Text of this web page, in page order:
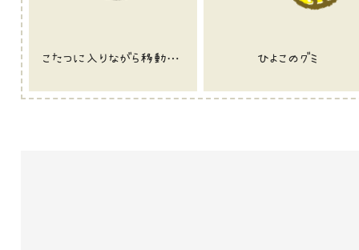
こたつに入りながら移動するひよこのGIFアニメ ひよこのグミ